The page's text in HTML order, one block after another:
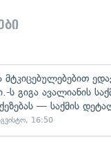
მტკიცებულებებით
ს გიგა ავალიანის
— საქმის
16:50